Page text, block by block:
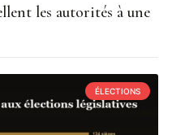
les autorités à une
ÉLECTIONS